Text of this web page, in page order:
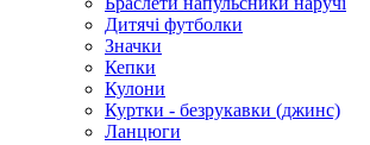
Дитячі футболки
Значки
Кепки
Кулони
Куртки - безрукавки (джинс)
Ланцюги